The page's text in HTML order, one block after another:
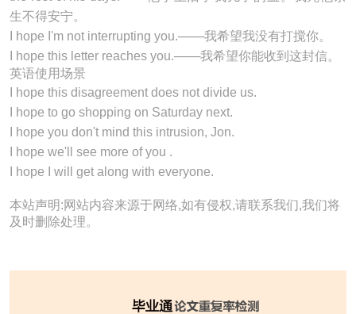
生不得安宁。
I hope I'm not interrupting you.───我希望我没有打搅你。
I hope this letter reaches you.───我希望你能收到这封信。
英语使用场景
I hope this disagreement does not divide us.
I hope to go shopping on Saturday next.
I hope you don't mind this intrusion, Jon.
I hope we'll see more of you .
I hope I will get along with everyone.
本站声明:网站内容来源于网络,如有侵权,请联系我们,我们将
及时删除处理。